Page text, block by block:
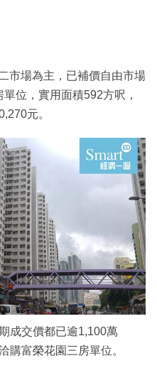
市場為主，已補價自由市場
位，實用面積592方呎，
元。
成交價都已逾1,100萬
購富榮花園三房單位。